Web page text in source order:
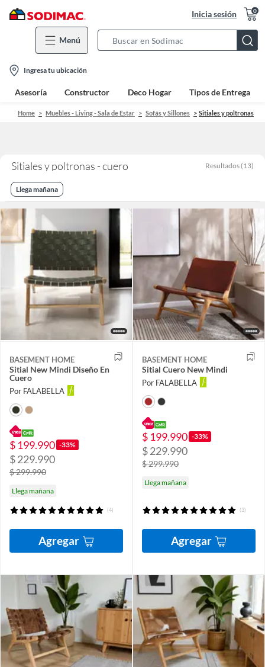
Inicia sesión 0
Menú
Bar
location-
icon
Ingresa tu ubicación
Asesoría Constructor Deco Hogar Tipos de Entrega
Home Muebles - Living - Sala de Estar Sofás y Sillones Sitiales y poltronas
Sitiales y poltronas - cuero Resultados (13)
Llega mañana
BASEMENT HOME
Sitial New Mindi Diseño En
Cuero
Por FALABELLA
$ 199.990 -33%
$ 229.990
$ 299.990
Llega mañana
(4)
Agregar
BASEMENT HOME
Sitial Cuero New Mindi
Por FALABELLA
$ 199.990 -33%
$ 229.990
$ 299.990
Llega mañana
(3)
Agregar